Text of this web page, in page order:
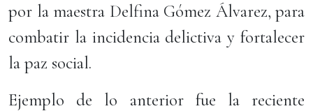
por la maestra Delfina Gómez Álvarez, para
combatir la incidencia delictiva y fortalecer
la paz social.
Ejemplo de lo anterior fue la reciente